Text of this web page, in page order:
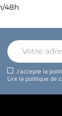
48h
J'accepte la
Lire la politique de